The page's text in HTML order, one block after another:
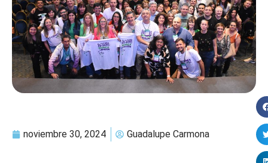
noviembre 30, 2024 Guadalupe Carmona